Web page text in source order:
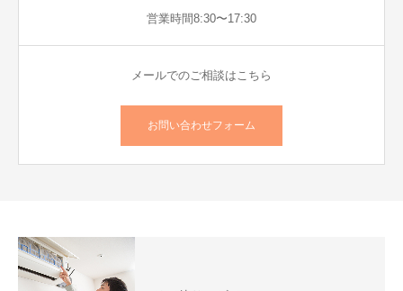
営業時間8:30〜17:30
メールでのご相談はこちら
お問い合わせフォーム